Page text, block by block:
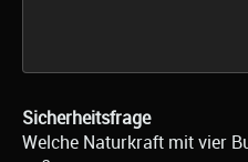
Sicherheitsfrage
Welche Naturkraft mit vier